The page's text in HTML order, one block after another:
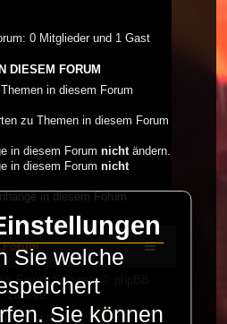
0 Mitglieder und 1 Gast
DIESEM FORUM
in diesem Forum
zu Themen in diesem Forum
in diesem Forum nicht ändern.
in diesem Forum nicht
in diesem Forum
Forum
® Forum Software © phpBB
Limited
durchphpBB.de
Sie welche
Sie können